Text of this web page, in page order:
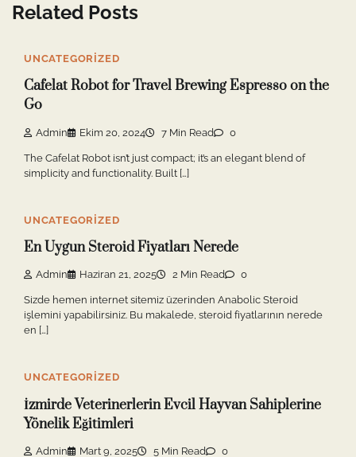
Related Posts
UNCATEGORIZED
Cafelat Robot for Travel Brewing Espresso on the
Go
Admin Ekim 20, 2024 7 Min Read 0
The Cafelat Robot isn’t just compact; it’s an elegant blend of
simplicity and functionality. Built […]
UNCATEGORIZED
En Uygun Steroid Fiyatları Nerede
Admin Haziran 21, 2025 2 Min Read 0
Sizde hemen internet sitemiz üzerinden Anabolic Steroid
işlemini yapabilirsiniz. Bu makalede, steroid fiyatlarının nerede
en […]
UNCATEGORIZED
İzmirde Veterinerlerin Evcil Hayvan Sahiplerine
Yönelik Eğitimleri
Admin Mart 9, 2025 5 Min Read 0